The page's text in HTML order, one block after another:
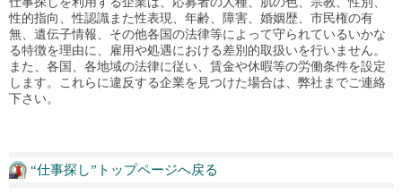
性的指向、性認識また性表現、年齢、障害、婚姻歴、市民権の有
無、遺伝子情報、その他各国の法律等によって守られているいかな
る特徴を理由に、雇用や処遇における差別的取扱いを行いません。
また、各国、各地域の法律に従い、賃金や休暇等の労働条件を設定
します。これらに違反する企業を見つけた場合は、弊社までご連絡
下さい。
“仕事探し”トップページへ戻る